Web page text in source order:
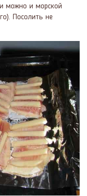
можно и морской
Посолить не